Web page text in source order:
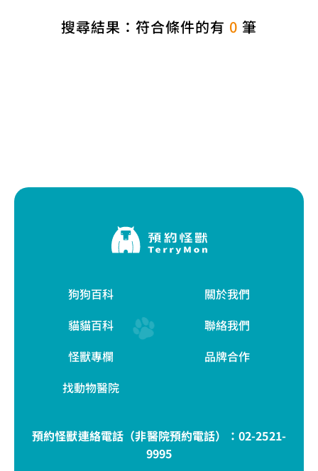
搜尋結果：符合條件的有 0 筆
狗狗百科
貓貓百科
怪獸專欄
找動物醫院
關於我們
聯絡我們
品牌合作
預約怪獸連絡電話（非醫院預約電話）： 02-2521-
9995